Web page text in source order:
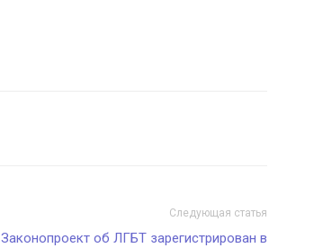
Следующая статья
Законопроект об ЛГБТ зарегистрирован в